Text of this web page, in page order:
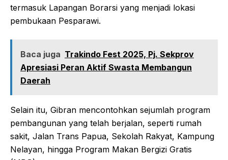
termasuk Lapangan Borarsi yang menjadi lokasi
pembukaan Pesparawi.
Baca juga Trakindo Fest 2025, Pj. Sekprov
Apresiasi Peran Aktif Swasta Membangun
Daerah
Selain itu, Gibran mencontohkan sejumlah program
pembangunan yang telah berjalan, seperti rumah
sakit, Jalan Trans Papua, Sekolah Rakyat, Kampung
Nelayan, hingga Program Makan Bergizi Gratis